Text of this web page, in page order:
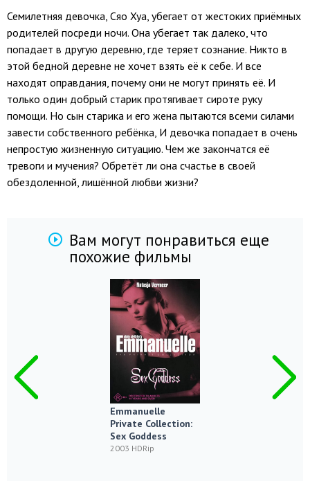
Семилетняя девочка, Сяо Хуа, убегает от жестоких приёмных
родителей посреди ночи. Она убегает так далеко, что
попадает в другую деревню, где теряет сознание. Никто в
этой бедной деревне не хочет взять её к себе. И все
находят оправдания, почему они не могут принять её. И
только один добрый старик протягивает сироте руку
помощи. Но сын старика и его жена пытаются всеми силами
завести собственного ребёнка, И девочка попадает в очень
непростую жизненную ситуацию. Чем же закончатся её
тревоги и мучения? Обретёт ли она счастье в своей
обездоленной, лишённой любви жизни?
Вам могут понравиться еще
похожие фильмы
Emmanuelle
Private Collection:
Sex Goddess
2003 HDRip